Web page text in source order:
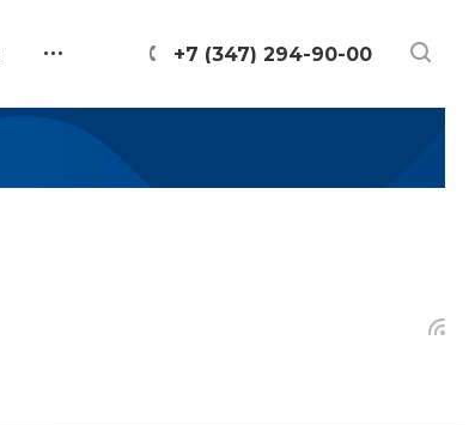
+7 (347) 294-90-00